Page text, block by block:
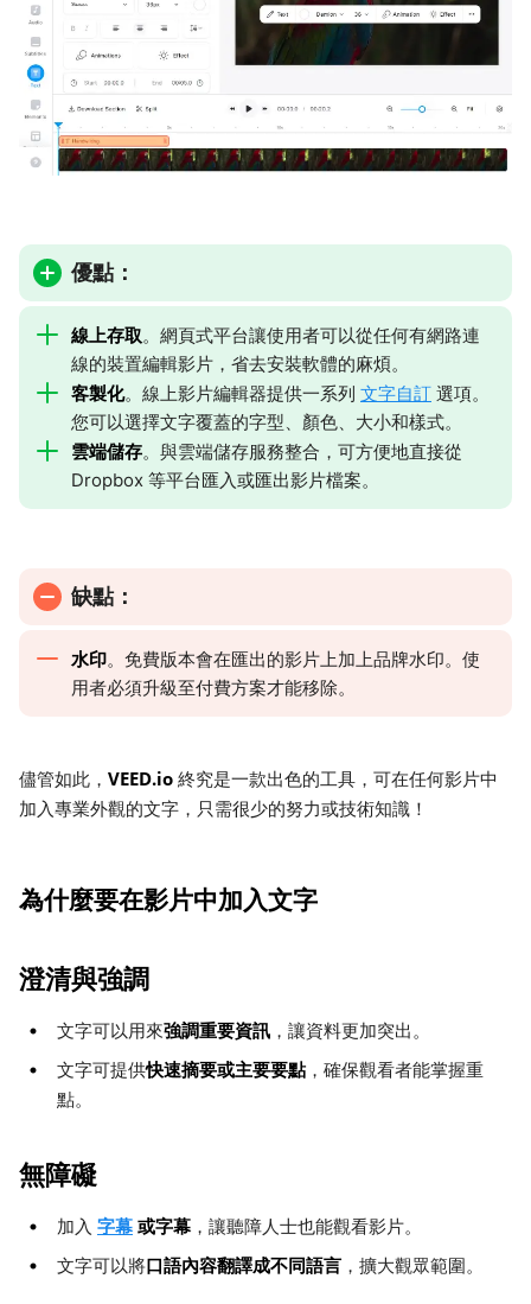
優點：
線上存取。網頁式平台讓使用者可以從任何有網路連
線的裝置編輯影片，省去安裝軟體的麻煩。
客製化。線上影片編輯器提供一系列 文字自訂 選項。
您可以選擇文字覆蓋的字型、顏色、大小和樣式。
雲端儲存。與雲端儲存服務整合，可方便地直接從
Dropbox 等平台匯入或匯出影片檔案。
缺點：
水印。免費版本會在匯出的影片上加上品牌水印。使
用者必須升級至付費方案才能移除。
儘管如此， VEED.io 終究是一款出色的工具，可在任何影片中
加入專業外觀的文字，只需很少的努力或技術知識！
為什麼要在影片中加入文字
澄清與強調
文字可以用來強調重要資訊 ，讓資料更加突出。
文字可提供快速摘要或主要要點 ，確保觀看者能掌握重
點。
無障礙
加入 字幕 或字幕 ，讓聽障人士也能觀看影片。
文字可以將口語內容翻譯成不同語言 ，擴大觀眾範圍。